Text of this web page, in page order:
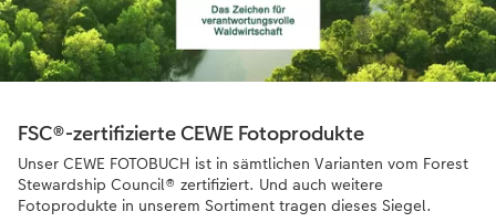
FSC®-zertifizierte CEWE Fotoprodukte
Unser CEWE FOTOBUCH ist in sämtlichen Varianten vom Forest
Stewardship Council® zertifiziert. Und auch weitere
Fotoprodukte in unserem Sortiment tragen dieses Siegel.